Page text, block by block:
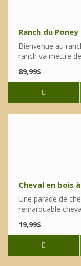
Ranch du Poney
Bienvenue au
ranch va mettre
89,99$
Cheval en bois
Une parade de
remarquable
19,99$